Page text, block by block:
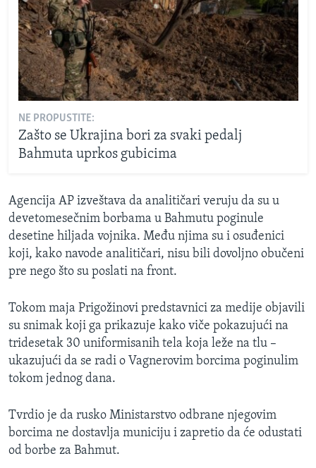
NE PROPUSTITE:
Zašto se Ukrajina bori za svaki pedalj
Bahmuta uprkos gubicima
Agencija AP izveštava da analitičari veruju da su u
devetomesečnim borbama u Bahmutu poginule
desetine hiljada vojnika. Među njima su i osuđenici
koji, kako navode analitičari, nisu bili dovoljno obučeni
pre nego što su poslati na front.
Tokom maja Prigožinovi predstavnici za medije objavili
su snimak koji ga prikazuje kako viče pokazujući na
tridesetak 30 uniformisanih tela koja leže na tlu –
ukazujući da se radi o Vagnerovim borcima poginulim
tokom jednog dana.
Tvrdio je da rusko Ministarstvo odbrane njegovim
borcima ne dostavlja municiju i zapretio da će odustati
od borbe za Bahmut.